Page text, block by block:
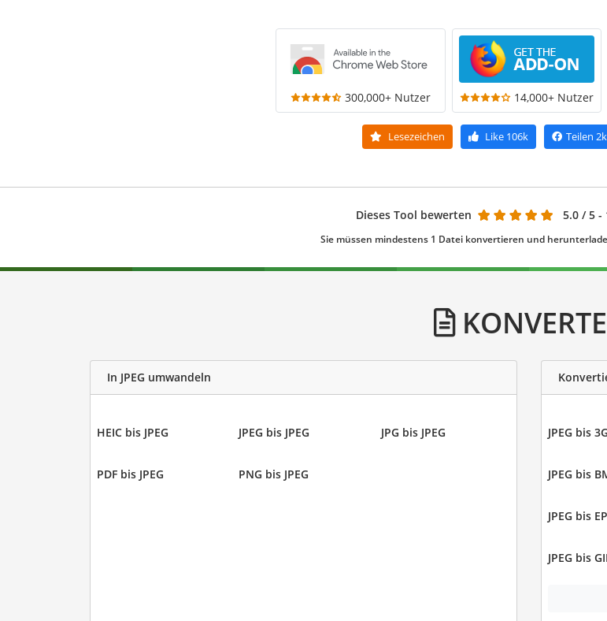
300,000+ Nutzer 14,000+ Nutzer
Lesezeichen Like106k Teilen 2k
Dieses Tool bewerten 5.0 / 5 -
Sie müssen mindestens 1 Datei konvertieren und
In JPEG umwandeln
HEIC bis JPEG JPEG bis JPEG JPG bis JPEG
PDF bis JPEG PNG bis JPEG
JPEG bis
JPEG bis
JPEG bis
JPEG bis